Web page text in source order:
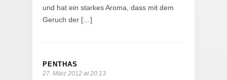
und hat ein starkes Aroma, dass mit dem
Geruch der […]
PENTHAS
27. März 2012 at 20:13